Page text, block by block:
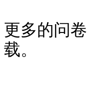
更多的问
载。